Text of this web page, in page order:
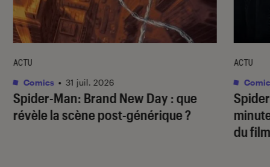
Spider-Man: Brand New Day : que
révèle la scène post-générique ?
ACTU
Comics • 31 juil. 2026
du
ACTU